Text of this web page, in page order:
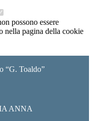
possono essere
nella pagina della cookie
“G. Toaldo”
ANNA